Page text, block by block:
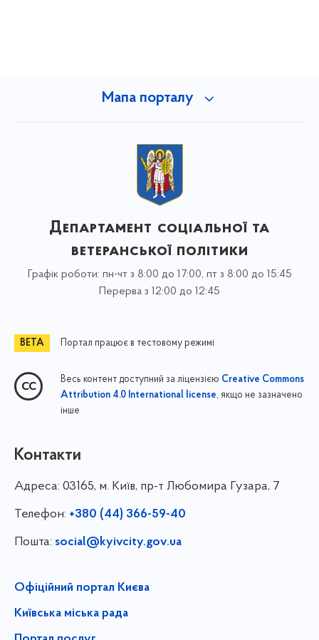
Мапа порталу
Департамент соціальної та
ветеранської політики
Графік роботи: пн-чт з 8:00 до 17:00, пт з 8:00 до 15:45
Перерва з 12:00 до 12:45
Портал працює в тестовому режимі
Весь контент доступний за ліцензією Creative Commons
Attribution 4.0 International license, якщо не зазначено
інше
Контакти
Адреса: 03165, м. Київ, пр-т Любомира Гузара, 7
Телефон: +380 (44) 366-59-40
Пошта: social@kyivcity.gov.ua
Офіційний портал Києва
Київська міська рада